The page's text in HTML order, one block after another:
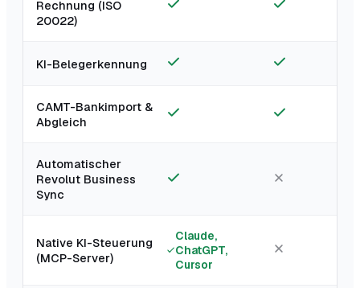
Rechnung (ISO
20022)
KI-Belegerkennung
CAMT-Bankimport &
Abgleich
Automatischer
Revolut Business
Sync
Native KI-Steuerung
(MCP-Server)
Claude,
ChatGPT,
Cursor